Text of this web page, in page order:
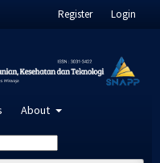
About
Register Login